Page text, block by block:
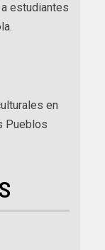
a estudiantes
en
Pueblos